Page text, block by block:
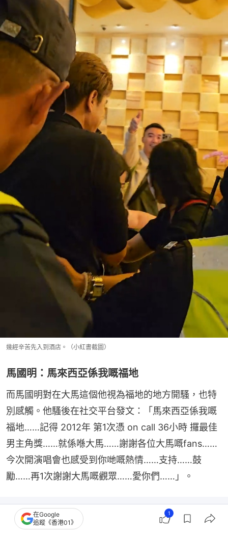
幾經辛苦先入到酒店。（小紅書截圖）
馬國明：馬來西亞係我嘅福地
而馬國明對在大馬這個他視為福地的地方開騷，也特
別感觸。他騷後在社交平台發文：「馬來西亞係我嘅
福地……記得 2012年 第1次憑 on call 36小時 攞最佳
男主角獎……就係喺大馬……謝謝各位大馬嘅fans……
今次開演唱會也感受到你哋嘅熱情……支持……鼓
勵……再1次謝謝大馬嘅觀眾……愛你們……」。
在Google
追蹤《香港01》
1